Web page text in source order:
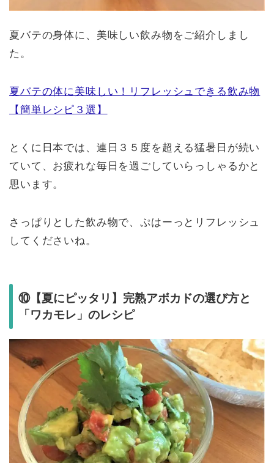
夏バテの身体に、美味しい飲み物をご紹介しまし
た。
夏バテの体に美味しい！リフレッシュできる飲み物
【簡単レシピ３選】
とくに日本では、連日３５度を超える猛暑日が続い
ていて、お疲れな毎日を過ごしていらっしゃるかと
思います。
さっぱりとした飲み物で、ぷはーっとリフレッシュ
してくださいね。
⑩【夏にピッタリ】完熟アボカドの選び方と
「ワカモレ」のレシピ